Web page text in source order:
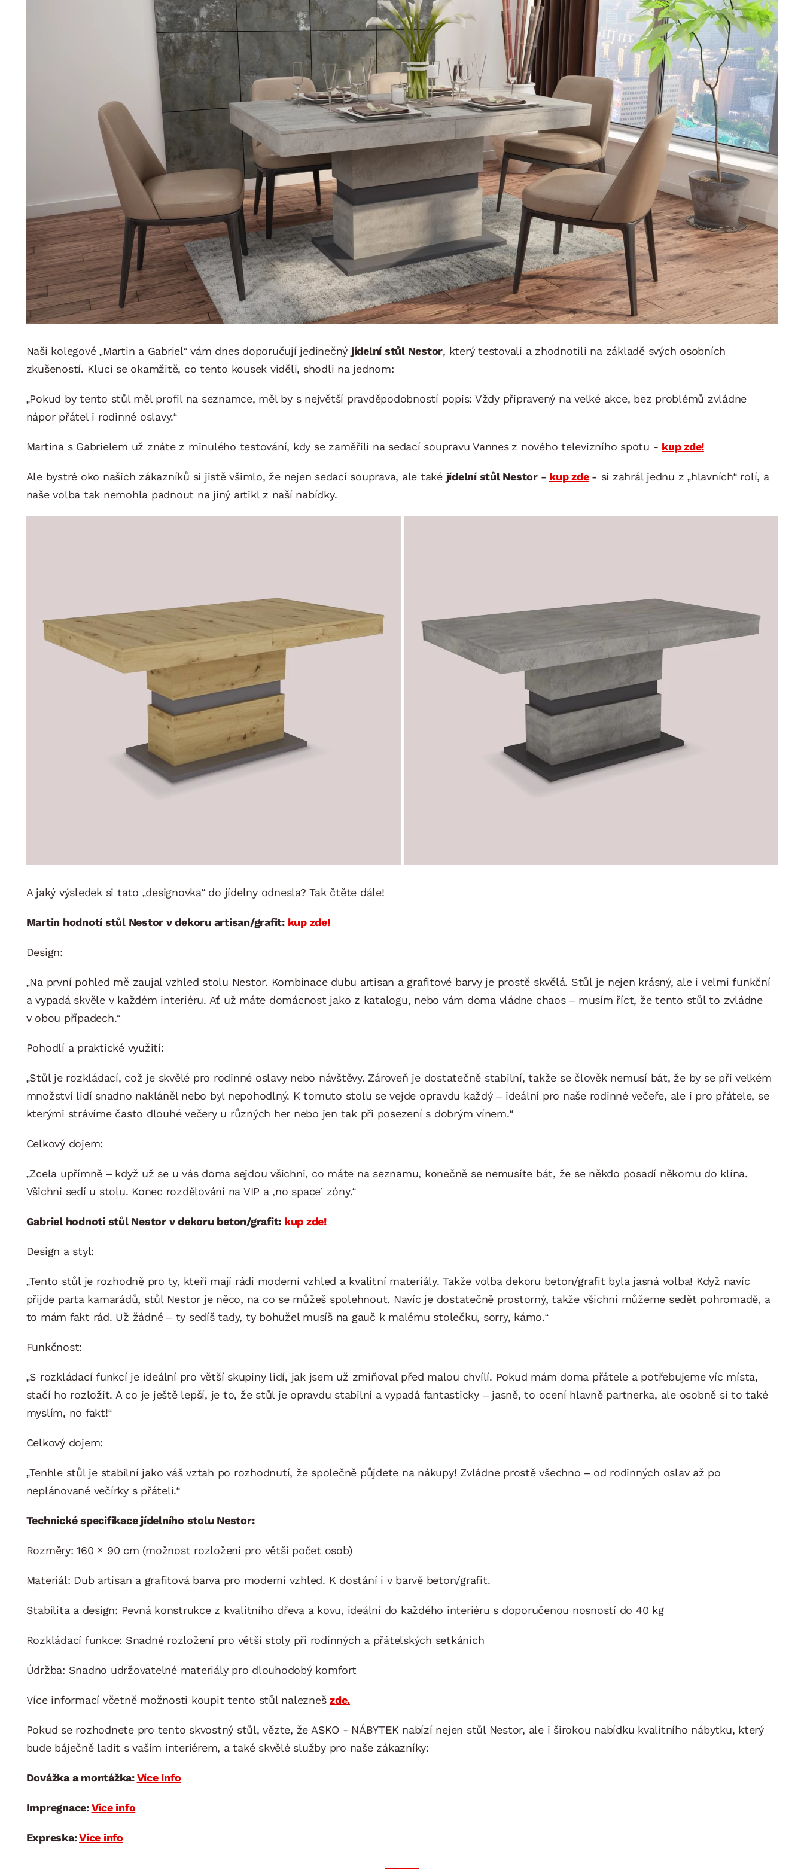
Zahrada
Domácnost
STOLOVÁNÍ A VAŘENÍ
Jídelní servis
Příbory
Hrnce
Zobrazit vše
DOMÁCÍ SPOTŘEBIČE ZAHRADNÍ DOPLŇKY VÁNOCE
Koupelnové sestavy
Jídelní sestavy
Zahradní sestavy
Zahradní doplňky
Zahradní sestavy
Naši kolegové „Martin a Gabriel“ vám dnes doporučují jedinečný jídelní stůl Nestor, který testovali a zhodnotili na základě svých osobních
zkušeností. Kluci se okamžitě, co tento kousek viděli, shodli na jednom:
„Pokud by tento stůl měl profil na seznamce, měl by s největší pravděpodobností popis: Vždy připravený na velké akce, bez problémů zvládne
nápor přátel i rodinné oslavy.“
Martina s Gabrielem už znáte z minulého testování, kdy se zaměřili na sedací soupravu Vannes z nového televizního spotu - kup zde!
Ale bystré oko našich zákazníků si jistě všimlo, že nejen sedací souprava, ale také jídelní stůl Nestor - kup zde- si zahrál jednu z „hlavních“ rolí, a
naše volba tak nemohla padnout na jiný artikl z naší nabídky.
A jaký výsledek si tato „designovka“ do jídelny odnesla? Tak čtěte dále!
Martin hodnotí stůl Nestor v dekoru artisan/grafit: kup zde!
Design:
„Na první pohled mě zaujal vzhled stolu Nestor. Kombinace dubu artisan a grafitové barvy je prostě skvělá. Stůl je nejen krásný, ale i velmi funkční
a vypadá skvěle v každém interiéru. Ať už máte domácnost jako z katalogu, nebo vám doma vládne chaos – musím říct, že tento stůl to zvládne
v obou případech.“
Pohodlí a praktické využití:
„Stůl je rozkládací, což je skvělé pro rodinné oslavy nebo návštěvy. Zároveň je dostatečně stabilní, takže se člověk nemusí bát, že by se při velkém
množství lidí snadno nakláněl nebo byl nepohodlný. K tomuto stolu se vejde opravdu každý – ideální pro naše rodinné večeře, ale i pro přátele, se
kterými strávíme často dlouhé večery u různých her nebo jen tak při posezení s dobrým vínem.“
Celkový dojem:
„Zcela upřímně – když už se u vás doma sejdou všichni, co máte na seznamu, konečně se nemusíte bát, že se někdo posadí někomu do klína.
Všichni sedí u stolu. Konec rozdělování na VIP a ,no space’ zóny.“
Gabriel hodnotí stůl Nestor v dekoru beton/grafit: kup zde!
Design a styl:
„Tento stůl je rozhodně pro ty, kteří mají rádi moderní vzhled a kvalitní materiály. Takže volba dekoru beton/grafit byla jasná volba! Když navíc
přijde parta kamarádů, stůl Nestor je něco, na co se můžeš spolehnout. Navíc je dostatečně prostorný, takže všichni můžeme sedět pohromadě, a
to mám fakt rád. Už žádné – ty sedíš tady, ty bohužel musíš na gauč k malému stolečku, sorry, kámo.“
Funkčnost:
„S rozkládací funkcí je ideální pro větší skupiny lidí, jak jsem už zmiňoval před malou chvílí. Pokud mám doma přátele a potřebujeme víc místa,
stačí ho rozložit. A co je ještě lepší, je to, že stůl je opravdu stabilní a vypadá fantasticky – jasně, to ocení hlavně partnerka, ale osobně si to také
myslím, no fakt!“
Celkový dojem:
„Tenhle stůl je stabilní jako váš vztah po rozhodnutí, že společně půjdete na nákupy! Zvládne prostě všechno – od rodinných oslav až po
neplánované večírky s přáteli.“
Technické specifikace jídelního stolu Nestor:
Rozměry: 160 × 90 cm (možnost rozložení pro větší počet osob)
Materiál: Dub artisan a grafitová barva pro moderní vzhled. K dostání i v barvě beton/grafit.
Stabilita a design: Pevná konstrukce z kvalitního dřeva a kovu, ideální do každého interiéru s doporučenou nosností do 40 kg
Rozkládací funkce: Snadné rozložení pro větší stoly při rodinných a přátelských setkáních
Údržba: Snadno udržovatelné materiály pro dlouhodobý komfort
Více informací včetně možnosti koupit tento stůl nalezneš zde.
Pokud se rozhodnete pro tento skvostný stůl, vězte, že ASKO - NÁBYTEK nabízí nejen stůl Nestor, ale i širokou nabídku kvalitního nábytku, který
bude báječně ladit s vaším interiérem, a také skvělé služby pro naše zákazníky:
Dovážka a montážka:Více info
Impregnace:Více info
Expreska:Více info